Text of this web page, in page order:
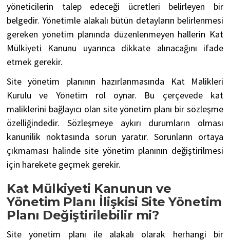
yöneticilerin talep edeceği ücretleri belirleyen bir
belgedir. Yönetimle alakalı bütün detayların belirlenmesi
gereken yönetim planında düzenlenmeyen hallerin Kat
Mülkiyeti Kanunu uyarınca dikkate alınacağını ifade
etmek gerekir.
Site yönetim planının hazırlanmasında Kat Malikleri
Kurulu ve Yönetim rol oynar. Bu çerçevede kat
maliklerini bağlayıcı olan site yönetim planı bir sözleşme
özelliğindedir. Sözleşmeye aykırı durumların olması
kanunilik noktasında sorun yaratır. Sorunların ortaya
çıkmaması halinde site yönetim planının değiştirilmesi
için harekete geçmek gerekir.
Kat Mülkiyeti Kanunun ve
Yönetim Planı İlişkisi Site Yönetim
Planı Değiştirilebilir mi?
Site yönetim planı ile alakalı olarak herhangi bir